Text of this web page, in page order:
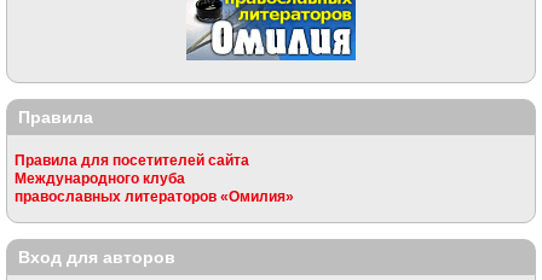
Правила
Правила для посетителей сайта
Международного клуба
православных литераторов «Омилия»
Вход для авторов